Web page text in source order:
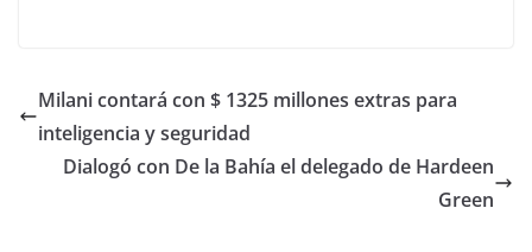
Milani contará con $ 1325 millones extras para
inteligencia y seguridad
Dialogó con De la Bahía el delegado de Hardeen
Green